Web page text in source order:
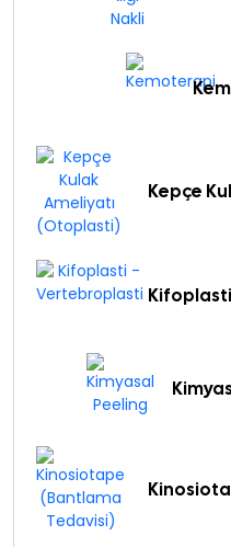
Kepçe